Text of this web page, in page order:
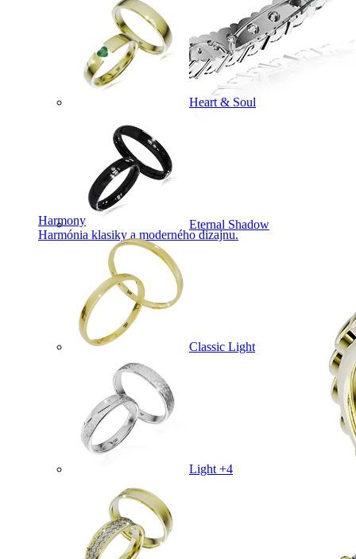
Harmony
Harmónia klasiky a moderného dizajnu.
Heart & Soul
Eternal Shadow
Classic Light
Light +4